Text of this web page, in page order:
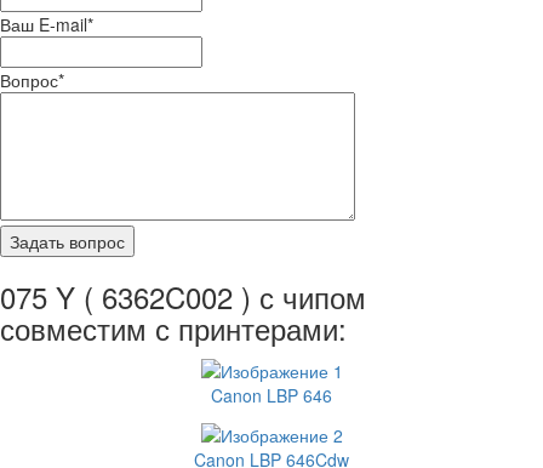
Ваш E-mail*
Вопрос*
075 Y ( 6362C002 ) с чипом
совместим с принтерами:
Canon LBP 646
Canon LBP 646Cdw